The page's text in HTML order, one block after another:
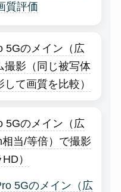
質評価
5Gのメイン（広
撮影（同じ被写体
て画質を比較）
5Gのメイン（広
当/等倍）で撮影
）
5Gのメイン（広